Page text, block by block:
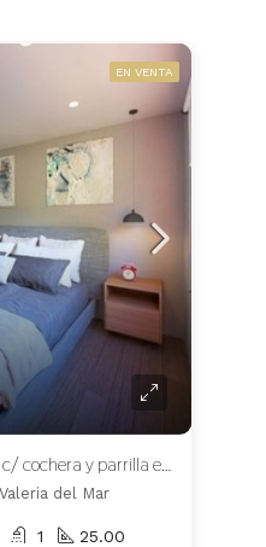
EN VENTA
Monoambiente en venta c/ cochera y parrilla en Valeria del Mar
del Mar
1 25.00